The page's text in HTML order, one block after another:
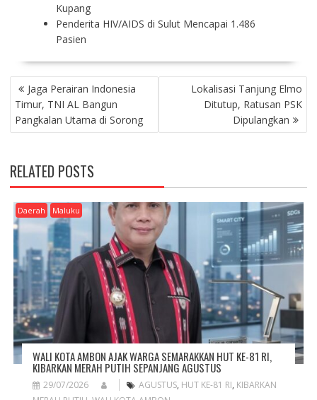
Kupang
Penderita HIV/AIDS di Sulut Mencapai 1.486
Pasien
P
O
S
T
A
V
I
G
A
O
N
Jaga Perairan Indonesia
Timur, TNI AL Bangun
Pangkalan Utama di Sorong
Lokalisasi Tanjung Elmo
Ditutup, Ratusan PSK
Dipulangkan
RELATED POSTS
Daerah Maluku
WALI KOTA AMBON AJAK WARGA SEMARAKKAN HUT KE-81 RI,
KIBARKAN MERAH PUTIH SEPANJANG AGUSTUS
29/07/2026 AGUSTUS, HUT KE-81 RI, KIBARKAN